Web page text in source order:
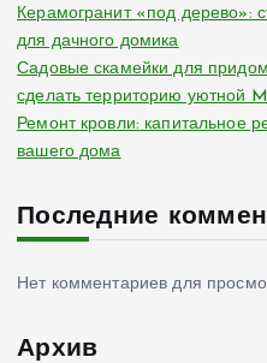
Керамогранит «под дерево»:
для дачного домика
Садовые скамейки для
сделать территорию уютной
Ремонт кровли: капитальное
вашего дома
Последние
Нет комментариев для
Архив